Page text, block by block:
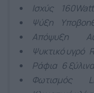
Ισχύς
Ψύξη
Απόψυξη
Ψυκτικό υγρό
Ράφια 6
Φωτισμός